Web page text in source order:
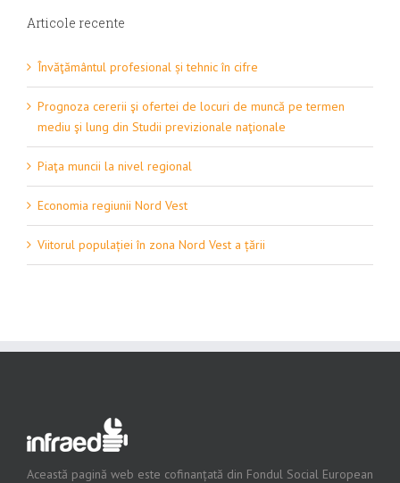
Articole recente
Învăţământul profesional și tehnic în cifre
Prognoza cererii şi ofertei de locuri de muncă pe termen
mediu şi lung din Studii previzionale naţionale
Piaţa muncii la nivel regional
Economia regiunii Nord Vest
Viitorul populației în zona Nord Vest a țării
Această pagină web este cofinanțată din Fondul Social European